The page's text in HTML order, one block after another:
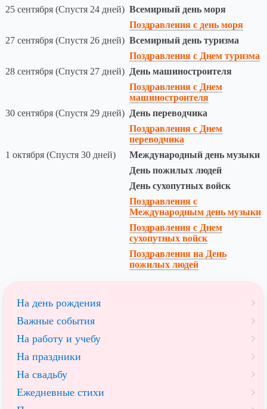
25 сентября (Спустя 24 дней) Всемирный день моря
Поздравления с день моря
27 сентября (Спустя 26 дней) Всемирный день туризма
Поздравления с Днем туризма
28 сентября (Спустя 27 дней) День машиностроителя
Поздравления с Днем
машиностроителя
30 сентября (Спустя 29 дней) День переводчика
Поздравления с Днем
переводчика
1 октября (Спустя 30 дней)
Международный день музыки
День пожилых людей
День сухопутных войск
Поздравления с
Международным день музыки
Поздравления с Днем
сухопутных войск
Поздравления на День
пожилых людей
На день рождения
Важные события
На работу и учебу
На праздники
На свадьбу
Ежедневные стихи